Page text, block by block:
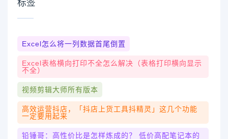
标签
Excel怎么将一列数据首尾倒置
Excel表格横向打印不全怎么解决（表格打印横向显示
不全）
视频剪辑大师所有版本
高效运营抖店，「抖店上货工具抖精灵」这几个功能
一定要用起来
铅锤哥：高性价比是怎样炼成的？ 低价高配笔记本的